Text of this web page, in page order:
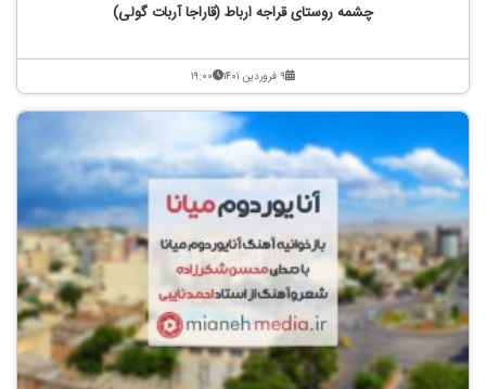
چشمه روستای قراجه ارباط (قاراجا آربات گولی)
۹ فروردین ۱۴۰۱ ۱۹:۰۰